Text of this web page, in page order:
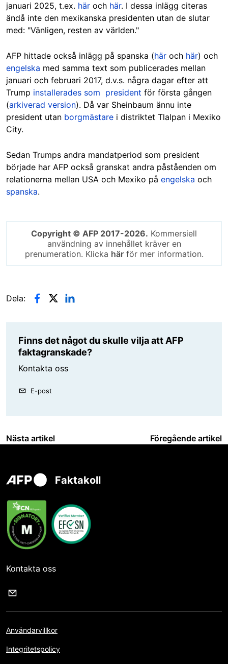
januari 2025, t.ex. här och här. I dessa inlägg citeras
ändå inte den mexikanska presidenten utan de slutar
med: "Vänligen, resten av världen."
AFP hittade också inlägg på spanska (här och här) och
engelska med samma text som publicerades mellan
januari och februari 2017, d.v.s. några dagar efter att
Trump installerades som president för första gången
(arkiverad version). Då var Sheinbaum ännu inte
president utan borgmästare i distriktet Tlalpan i Mexiko
City.
Sedan Trumps andra mandatperiod som president
började har AFP också granskat andra påståenden om
relationerna mellan USA och Mexiko på engelska och
spanska.
Copyright © AFP 2017-2026. Kommersiell
användning av innehållet kräver en
prenumeration. Klicka härför mer information.
Dela:
Finns det något du skulle vilja att AFP
faktagranskade?
Kontakta oss
E-post
Nästa artikel Föregående artikel
Faktakoll
Kontakta oss
Användarvillkor
Integritetspolicy